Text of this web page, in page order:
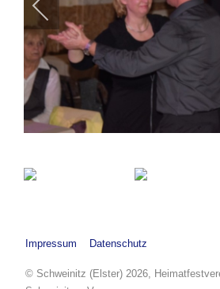
Impressum Datenschutz
© Schweinitz (Elster) 2026,